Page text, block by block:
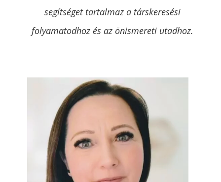
segítséget tartalmaz a társkeresési
folyamatodhoz és az önismereti utadhoz.